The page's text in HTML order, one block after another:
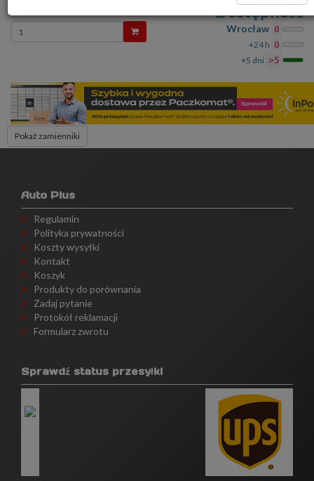
Wprowadź
ilość
Dostępność
Wrocław 0
+24 h 0
+5 dni >5
Pokaż zamienniki
Auto Plus
Regulamin
Polityka prywatności
Koszty wysyłki
Kontakt
Koszyk
Produkty do porównania
Zadaj pytanie
Protokół reklamacji
Formularz zwrotu
Sprawdź status przesyłki